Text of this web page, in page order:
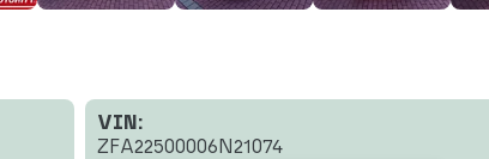
VIN:
ZFA22500006N21074